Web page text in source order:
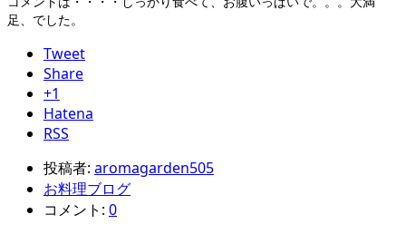
足、でした。
Tweet
Share
+1
Hatena
RSS
投稿者: aromagarden505
お料理ブログ
コメント: 0